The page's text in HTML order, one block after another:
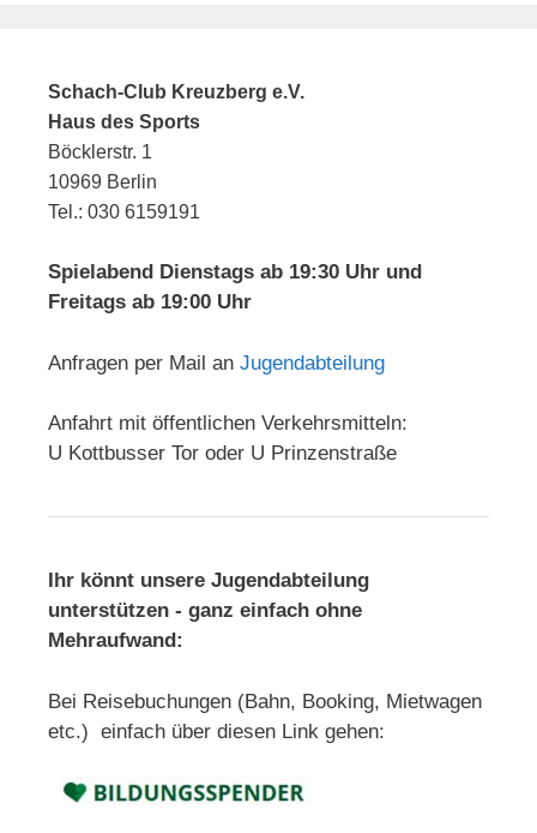
Schach-Club Kreuzberg e.V.
Haus des Sports
Böcklerstr. 1
10969 Berlin
Tel.: 030 6159191
Spielabend Dienstags ab 19:30 Uhr und
Freitags ab 19:00 Uhr
Anfragen per Mail an Jugendabteilung
Anfahrt mit öffentlichen Verkehrsmitteln:
U Kottbusser Tor oder U Prinzenstraße
Ihr könnt unsere Jugendabteilung
unterstützen - ganz einfach ohne
Mehraufwand:
Bei Reisebuchungen (Bahn, Booking, Mietwagen
etc.) einfach über diesen Link gehen: